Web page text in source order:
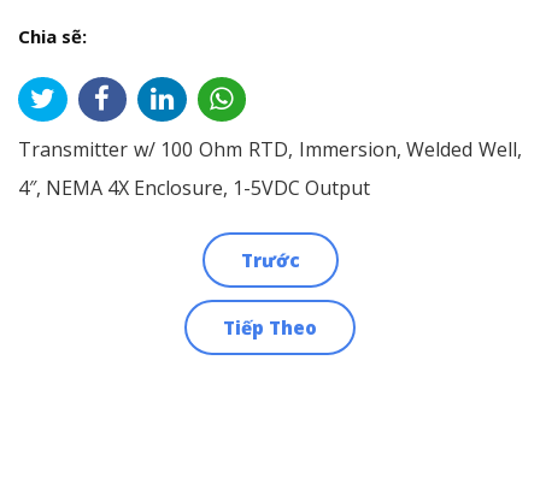
Chia sẽ:
Transmitter w/ 100 Ohm RTD, Immersion, Welded Well,
4″, NEMA 4X Enclosure, 1-5VDC Output
Trước
Tiếp Theo